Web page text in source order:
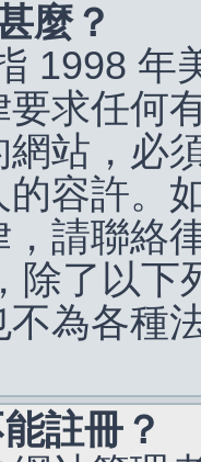
麼？
1998 年
求任何
網站，必
容許。
請聯絡
除了以下
為各種
註冊？